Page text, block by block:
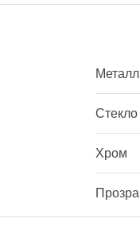
Металл
Стекло
Хром